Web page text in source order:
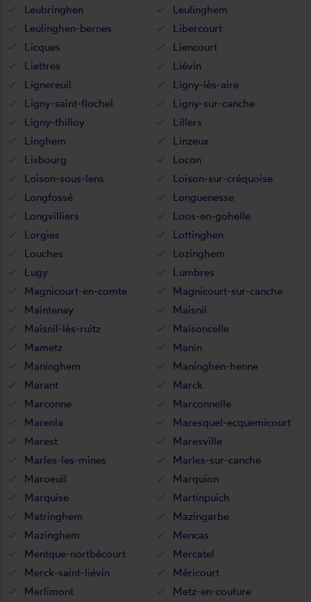
Leubringhen
Leulinghem
Leulinghen-bernes
Libercourt
Licques
Liencourt
Liettres
Liévin
Lignereuil
Ligny-lès-aire
Ligny-saint-flochel
Ligny-sur-canche
Ligny-thilloy
Lillers
Linghem
Linzeux
Lisbourg
Locon
Loison-sous-lens
Loison-sur-créquoise
Longfossé
Longuenesse
Longvilliers
Loos-en-gohelle
Lorgies
Lottinghen
Louches
Lozinghem
Lugy
Lumbres
Magnicourt-en-comte
Magnicourt-sur-canche
Maintenay
Maisnil
Maisnil-lès-ruitz
Maisoncelle
Mametz
Manin
Maninghem
Maninghen-henne
Marant
Marck
Marconne
Marconnelle
Marenla
Maresquel-ecquemicourt
Marest
Maresville
Marles-les-mines
Marles-sur-canche
Maroeuil
Marquion
Marquise
Martinpuich
Matringhem
Mazingarbe
Mazinghem
Mencas
Mentque-nortbécourt
Mercatel
Merck-saint-liévin
Méricourt
Merlimont
Metz-en-couture